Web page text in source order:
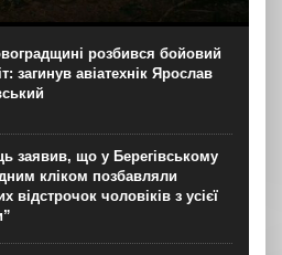
W відбулася прем’єра
проєкту “Мілітарі
повідомили в Ukraїner.
окремій спільноті — її історії,
розбився бойовий
загинув авіатехнік Ярослав
заявив, що у Берегівському
кліком позбавляли
відстрочок чоловіків з усієї